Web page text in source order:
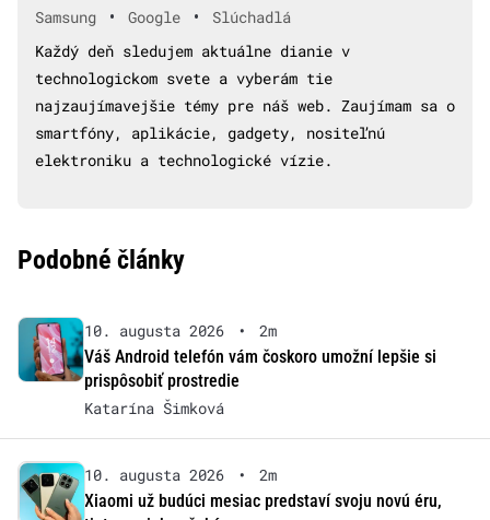
Samsung • Google •
Slúchadlá
Každý deň sledujem aktuálne dianie v
technologickom svete a vyberám tie
najzaujímavejšie témy pre náš web. Zaujímam sa o
smartfóny, aplikácie, gadgety, nositeľnú
elektroniku a technologické vízie.
Podobné články
10. augusta 2026 •
2m
Váš Android telefón vám čoskoro umožní lepšie si
prispôsobiť prostredie
Katarína Šimková
10. augusta 2026 •
2m
Xiaomi už budúci mesiac predstaví svoju novú éru,